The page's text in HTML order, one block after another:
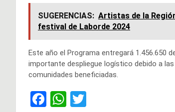
SUGERENCIAS: Artistas de la
festival de Laborde 2024
Este año el Programa entregará 1.456.650
importante despliegue logístico debido a
comunidades beneficiadas.
F
W